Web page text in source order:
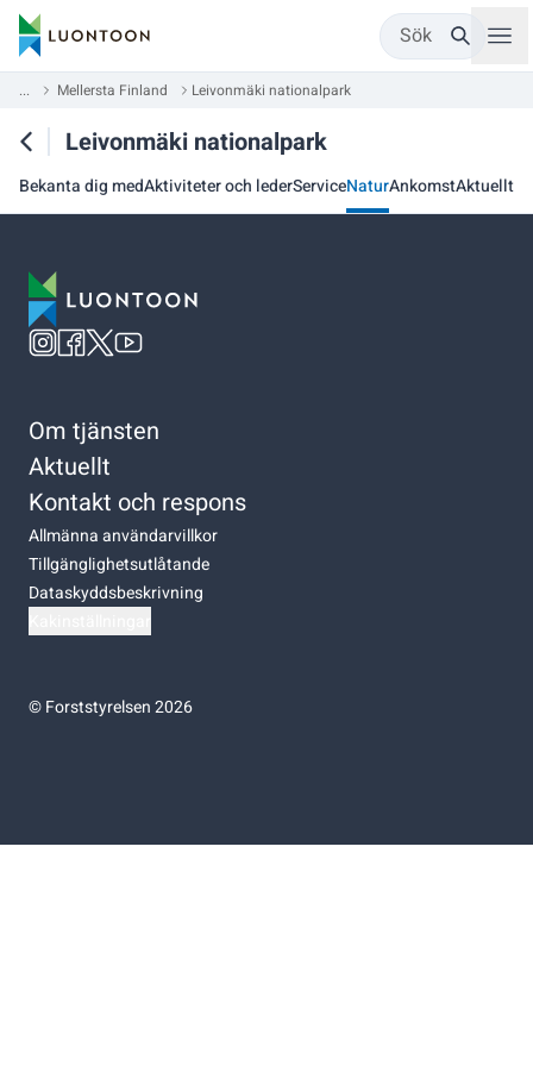
Sök
... Mellersta Finland Leivonmäki nationalpark
Leivonmäki nationalpark
Bekanta dig medAktiviteter och lederServiceNaturAnkomstAktuellt
Om tjänsten
Aktuellt
Kontakt och respons
Allmänna användarvillkor
Tillgänglighetsutlåtande
Dataskyddsbeskrivning
©Forststyrelsen 2026